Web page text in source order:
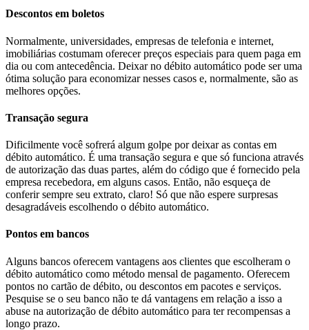
Descontos em boletos
Normalmente, universidades, empresas de telefonia e internet,
imobiliárias costumam oferecer preços especiais para quem paga em
dia ou com antecedência. Deixar no débito automático pode ser uma
ótima solução para economizar nesses casos e, normalmente, são as
melhores opções.
Transação segura
Dificilmente você sofrerá algum golpe por deixar as contas em
débito automático. É uma transação segura e que só funciona através
de autorização das duas partes, além do código que é fornecido pela
empresa recebedora, em alguns casos. Então, não esqueça de
conferir sempre seu extrato, claro! Só que não espere surpresas
desagradáveis escolhendo o débito automático.
Pontos em bancos
Alguns bancos oferecem vantagens aos clientes que escolheram o
débito automático como método mensal de pagamento. Oferecem
pontos no cartão de débito, ou descontos em pacotes e serviços.
Pesquise se o seu banco não te dá vantagens em relação a isso a
abuse na autorização de débito automático para ter recompensas a
longo prazo.